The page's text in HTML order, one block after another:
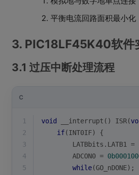
平衡电流回路面积最小化
3. PIC18LF45K40软件
3.1 过压中断处理流程
C
1 void __interrupt() ISR(
2
if(INT0IF) {
3
        LATBbits.LATB1 =
4
        ADCON0 =
5
while